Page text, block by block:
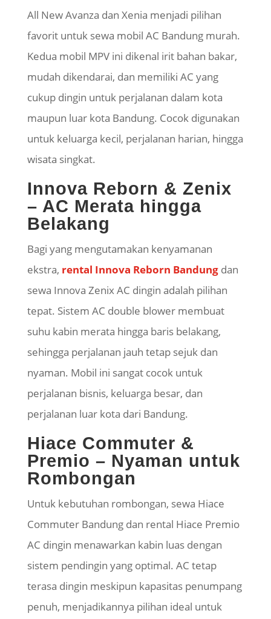
All New Avanza dan Xenia menjadi pilihan
favorit untuk sewa mobil AC Bandung murah.
Kedua mobil MPV ini dikenal irit bahan bakar,
mudah dikendarai, dan memiliki AC yang
cukup dingin untuk perjalanan dalam kota
maupun luar kota Bandung. Cocok digunakan
untuk keluarga kecil, perjalanan harian, hingga
wisata singkat.
Innova Reborn & Zenix
– AC Merata hingga
Belakang
Bagi yang mengutamakan kenyamanan
ekstra, rental Innova Reborn Bandungdan
sewa Innova Zenix AC dingin adalah pilihan
tepat. Sistem AC double blower membuat
suhu kabin merata hingga baris belakang,
sehingga perjalanan jauh tetap sejuk dan
nyaman. Mobil ini sangat cocok untuk
perjalanan bisnis, keluarga besar, dan
perjalanan luar kota dari Bandung.
Hiace Commuter &
Premio – Nyaman untuk
Rombongan
Untuk kebutuhan rombongan, sewa Hiace
Commuter Bandung dan rental Hiace Premio
AC dingin menawarkan kabin luas dengan
sistem pendingin yang optimal. AC tetap
terasa dingin meskipun kapasitas penumpang
penuh, menjadikannya pilihan ideal untuk